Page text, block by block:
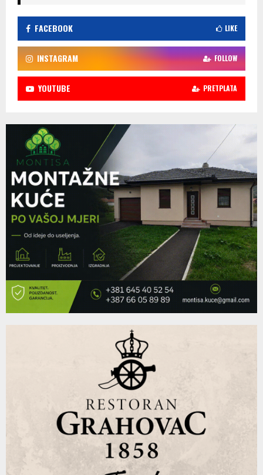
FACEBOOK LIKE
INSTAGRAM FOLLOW
YOUTUBE PRETPLATA